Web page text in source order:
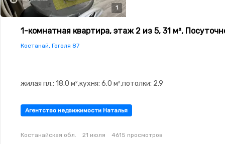
1
1-комнатная квартира, этаж 2 из 5, 31 м²,
Костанай, Гоголя 87
жилая пл.: 18.0 м²,кухня: 6.0 м²,потолки: 2.9
Агентство недвижимости Наталья
Костанайская обл. 21 июля 4615 просмотров